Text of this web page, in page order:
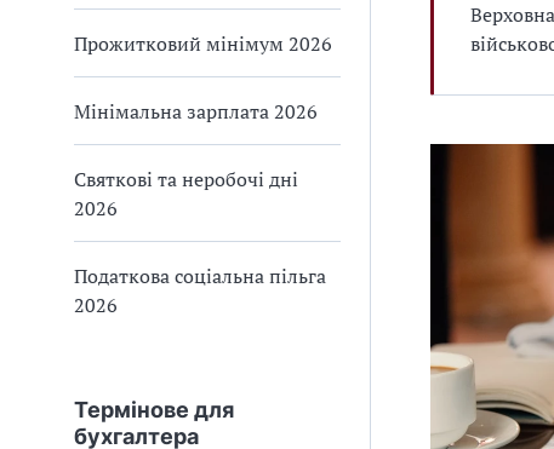
Прожитковий мінімум 2026
Мінімальна зарплата 2026
Святкові та неробочі дні
2026
Податкова соціальна пільга
2026
Термінове для
бухгалтера